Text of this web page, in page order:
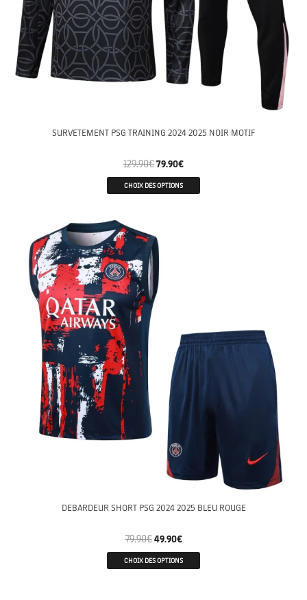
SURVETEMENT PSG TRAINING 2024 2025 NOIR MOTIF
129.90€79.90€
CHOIX DES OPTIONS
DEBARDEUR SHORT PSG 2024 2025 BLEU ROUGE
79.90€ 49.90€
CHOIX DES OPTIONS